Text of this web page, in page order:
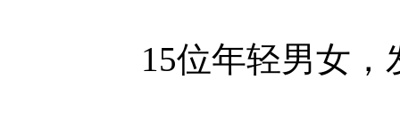
15位年轻男女，